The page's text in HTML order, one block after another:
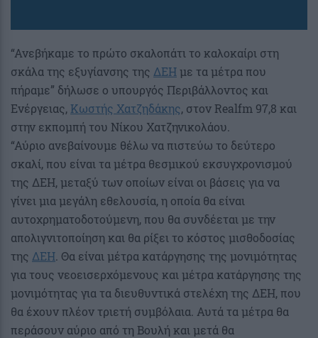
“Ανεβήκαμε το πρώτο σκαλοπάτι το καλοκαίρι στη
σκάλα της εξυγίανσης της ΔΕΗμε τα μέτρα που
πήραμε” δήλωσε ο υπουργός Περιβάλλοντος και
Ενέργειας, Κωστής Χατζηδάκης, στον Realfm 97,8 και
στην εκπομπή του Νίκου Χατζηνικολάου.
“Αύριο ανεβαίνουμε θέλω να πιστεύω το δεύτερο
σκαλί, που είναι τα μέτρα θεσμικού εκσυγχρονισμού
της ΔΕΗ, μεταξύ των οποίων είναι οι βάσεις για να
γίνει μια μεγάλη εθελουσία, η οποία θα είναι
αυτοχρηματοδοτούμενη, που θα συνδέεται με την
απολιγνιτοποίηση και θα ρίξει το κόστος μισθοδοσίας
της ΔΕΗ. Θα είναι μέτρα κατάργησης της μονιμότητας
για τους νεοεισερχόμενους και μέτρα κατάργησης της
μονιμότητας για τα διευθυντικά στελέχη της ΔΕΗ, που
θα έχουν πλέον τριετή συμβόλαια. Αυτά τα μέτρα θα
περάσουν αύριο από τη Βουλή και μετά θα